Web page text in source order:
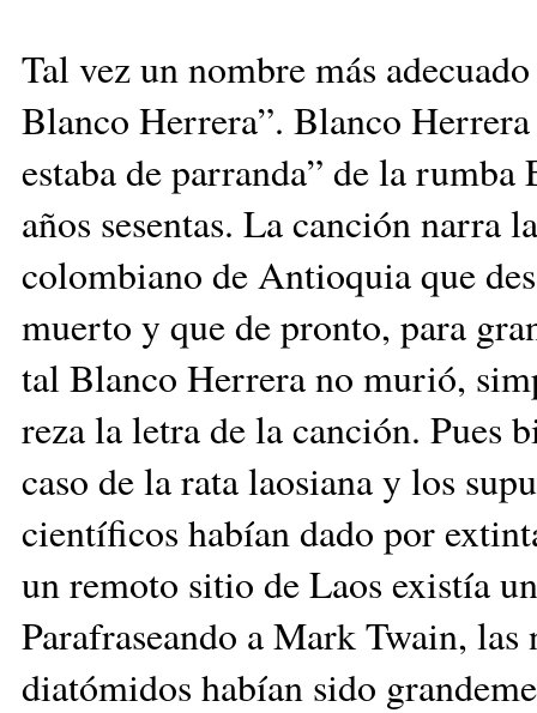
Tal vez un nombre más
Blanco Herrera”. Blanco
estaba de parranda” de la
años sesentas. La canción narra
colombiano de An­tio­quia que
muerto y que de pronto, para
tal Blanco Herrera no murió,
reza la le­tra de la canción. Pues
caso de la rata laosiana y los
científicos ha­bían dado por
un remoto sitio de Laos exis­tía
Parafraseando a Mark Twain,
diatómidos habían sido